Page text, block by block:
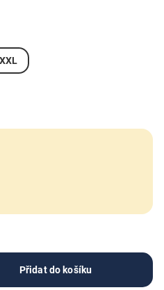
XXL
Přidat do košíku